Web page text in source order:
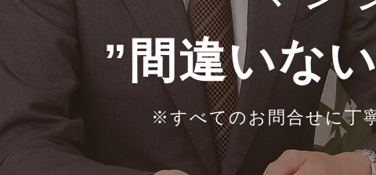
”間違いな
※すべてのお問合せに丁